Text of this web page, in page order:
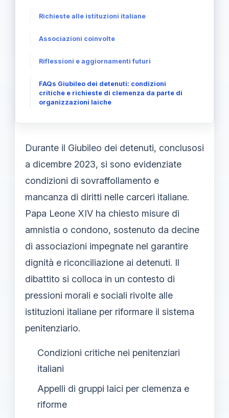
Richieste alle istituzioni italiane
Associazioni coinvolte
Riflessioni e aggiornamenti futuri
FAQs Giubileo dei detenuti: condizioni
critiche e richieste di clemenza da parte di
organizzazioni laiche
Durante il Giubileo dei detenuti, conclusosi
a dicembre 2023, si sono evidenziate
condizioni di sovraffollamento e
mancanza di diritti nelle carceri italiane.
Papa Leone XIV ha chiesto misure di
amnistia o condono, sostenuto da decine
di associazioni impegnate nel garantire
dignità e riconciliazione ai detenuti. Il
dibattito si colloca in un contesto di
pressioni morali e sociali rivolte alle
istituzioni italiane per riformare il sistema
penitenziario.
Condizioni critiche nei penitenziari
italiani
Appelli di gruppi laici per clemenza e
riforme